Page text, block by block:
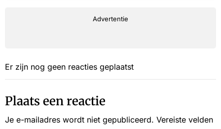
Advertentie
Er zijn nog geen reacties geplaatst
Plaats een reactie
Je e-mailadres wordt niet gepubliceerd. Vereiste velden